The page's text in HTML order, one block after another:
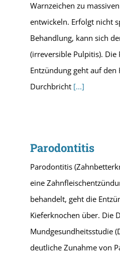
Warnzeichen zu
entwickeln. Erfolgt nicht
Behandlung, kann sich
(irreversible Pulpitis). Die
Entzündung geht auf den
Durchbricht [...]
Parodontitis
Parodontitis
eine
behandelt, geht die
Kieferknochen über. Die
Mundgesundheitsstudie
deutliche Zunahme von